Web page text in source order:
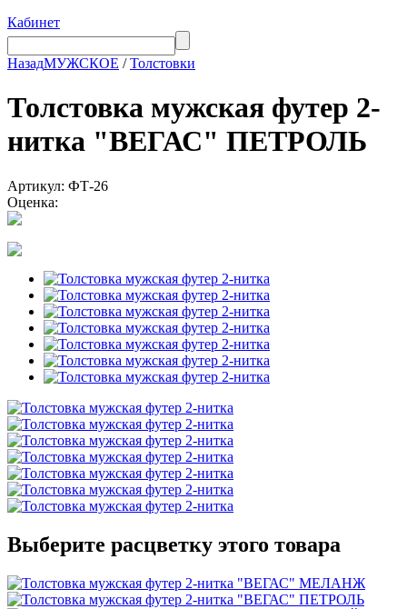
Кабинет
НазадМУЖСКОЕ /Толстовки
Толстовка мужская футер 2-
нитка "ВЕГАС" ПЕТРОЛЬ
Артикул: ФТ-26
Оценка:
Выберите расцветку этого товара